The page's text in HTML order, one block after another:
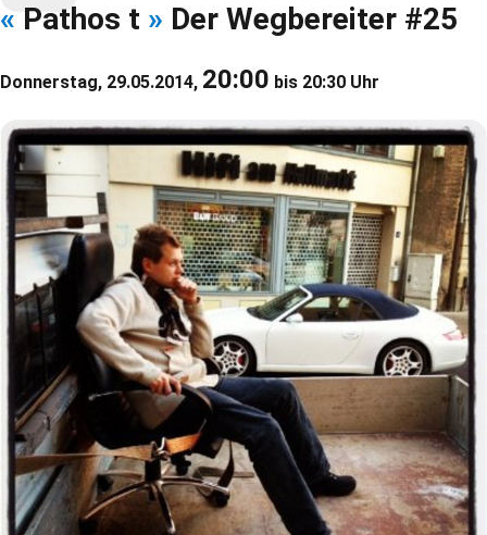
« Pathos t » Der Wegbereiter #25
Donnerstag, 29.05.2014, 20:00 bis 20:30 Uhr